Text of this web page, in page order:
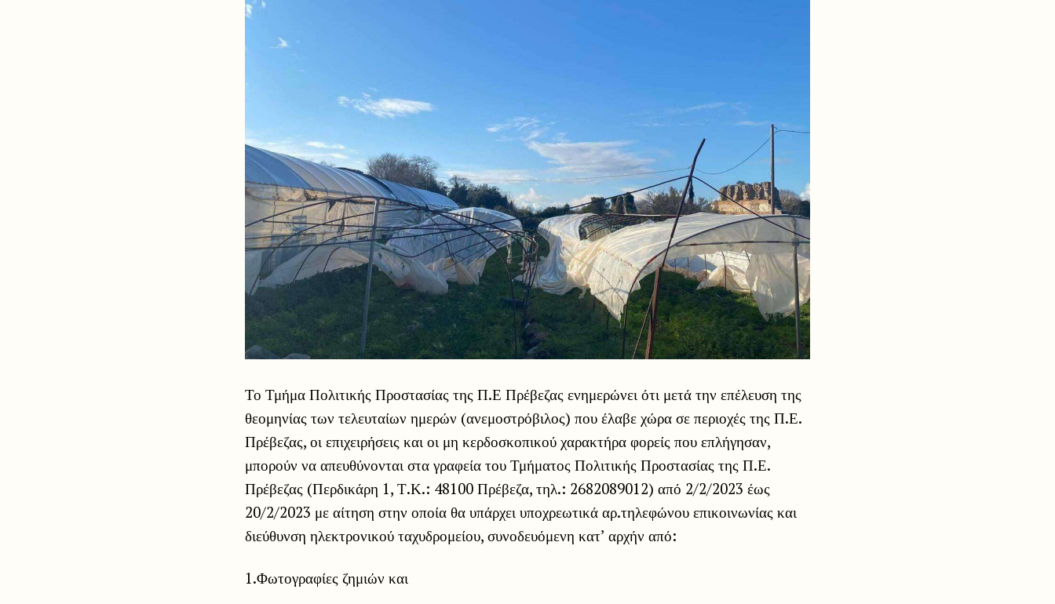
Το Τμήμα Πολιτικής Προστασίας της Π.Ε Πρέβεζας ενημερώνει ότι μετά την επέλευση της
θεομηνίας των τελευταίων ημερών (ανεμοστρόβιλος) που έλαβε χώρα σε περιοχές της Π.Ε.
Πρέβεζας, οι επιχειρήσεις και οι μη κερδοσκοπικού χαρακτήρα φορείς που επλήγησαν,
μπορούν να απευθύνονται στα γραφεία του Τμήματος Πολιτικής Προστασίας της Π.Ε.
Πρέβεζας (Περδικάρη 1, Τ.Κ.: 48100 Πρέβεζα, τηλ.: 2682089012) από 2/2/2023 έως
20/2/2023 με αίτηση στην οποία θα υπάρχει υποχρεωτικά αρ.τηλεφώνου επικοινωνίας και
διεύθυνση ηλεκτρονικού ταχυδρομείου, συνοδευόμενη κατ’ αρχήν από:
1.Φωτογραφίες ζημιών και